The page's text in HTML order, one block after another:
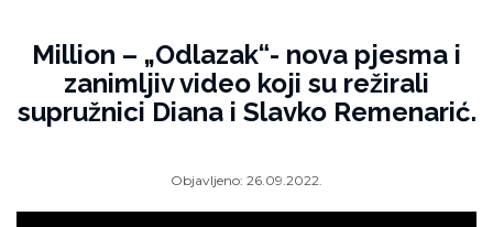
Million – „Odlazak“- nova pjesma i
zanimljiv video koji su režirali
supružnici Diana i Slavko Remenarić.
Objavljeno: 26.09.2022.